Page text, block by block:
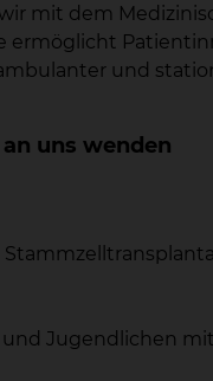
mit dem
ermöglicht
und
uns wenden
Jugendlichen